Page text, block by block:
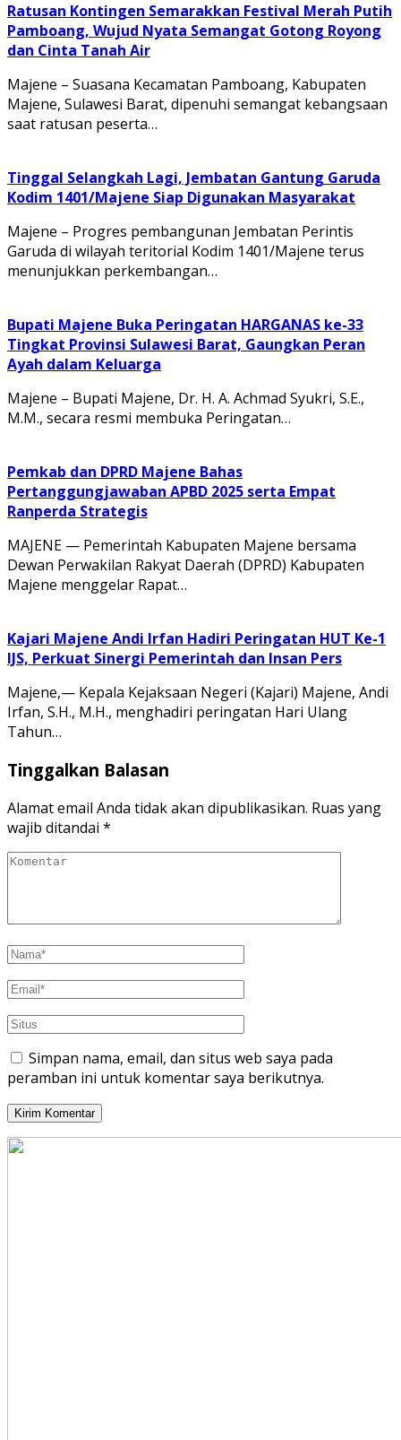
Ratusan Kontingen Semarakkan Festival Merah Putih
Pamboang, Wujud Nyata Semangat Gotong Royong
dan Cinta Tanah Air
Majene – Suasana Kecamatan Pamboang, Kabupaten
Majene, Sulawesi Barat, dipenuhi semangat kebangsaan
saat ratusan peserta…
Tinggal Selangkah Lagi, Jembatan Gantung Garuda
Kodim 1401/Majene Siap Digunakan Masyarakat
Majene – Progres pembangunan Jembatan Perintis
Garuda di wilayah teritorial Kodim 1401/Majene terus
menunjukkan perkembangan…
Bupati Majene Buka Peringatan HARGANAS ke-33
Tingkat Provinsi Sulawesi Barat, Gaungkan Peran
Ayah dalam Keluarga
Majene – Bupati Majene, Dr. H. A. Achmad Syukri, S.E.,
M.M., secara resmi membuka Peringatan…
Pemkab dan DPRD Majene Bahas
Pertanggungjawaban APBD 2025 serta Empat
Ranperda Strategis
MAJENE — Pemerintah Kabupaten Majene bersama
Dewan Perwakilan Rakyat Daerah (DPRD) Kabupaten
Majene menggelar Rapat…
Kajari Majene Andi Irfan Hadiri Peringatan HUT Ke-1
IJS, Perkuat Sinergi Pemerintah dan Insan Pers
Majene,— Kepala Kejaksaan Negeri (Kajari) Majene, Andi
Irfan, S.H., M.H., menghadiri peringatan Hari Ulang
Tahun…
Tinggalkan Balasan
Alamat email Anda tidak akan dipublikasikan. Ruas yang
wajib ditandai *
Simpan nama, email, dan situs web saya pada
peramban ini untuk komentar saya berikutnya.